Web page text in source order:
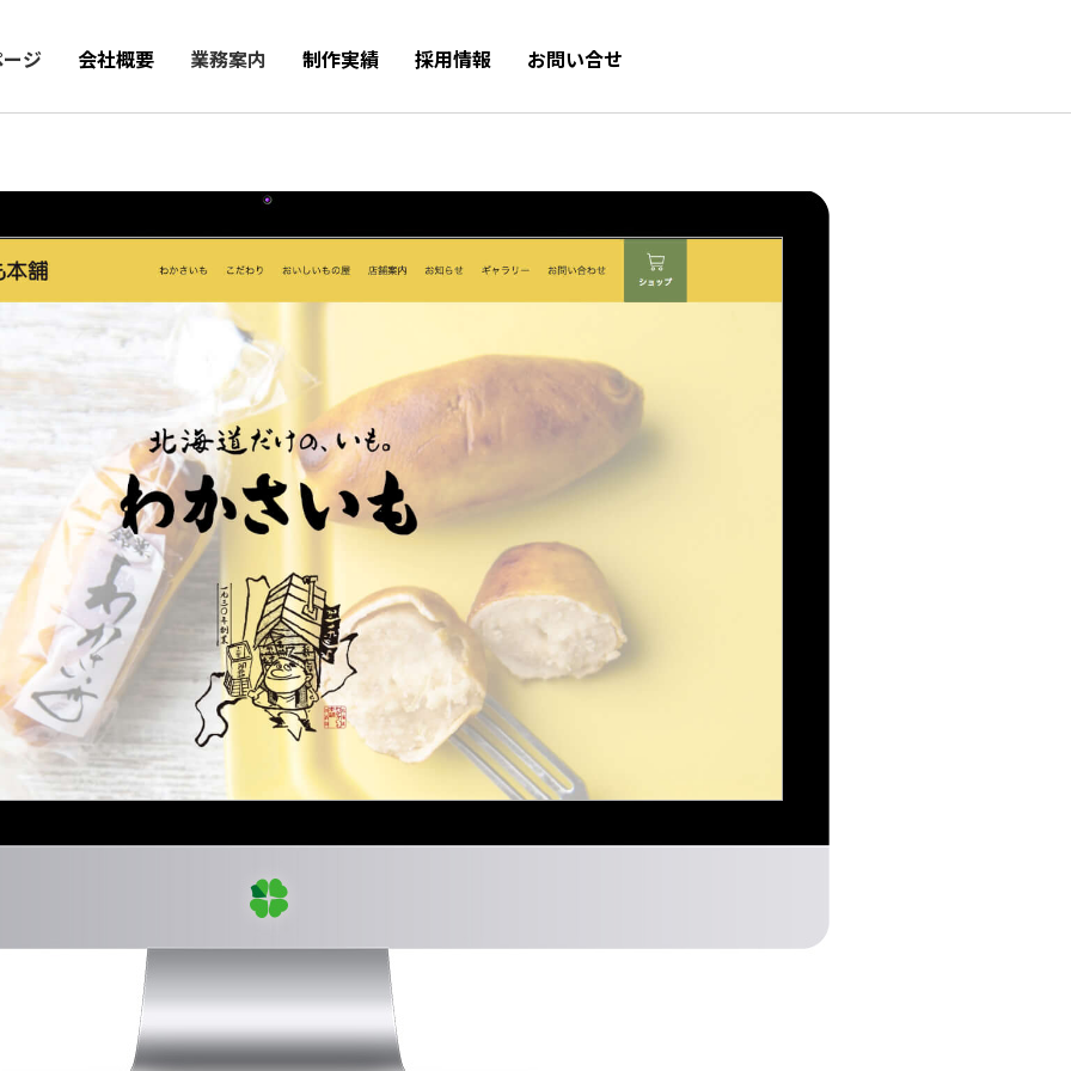
ジ 会社概要 業務案内 制作実績 採用情報 お問い合せ